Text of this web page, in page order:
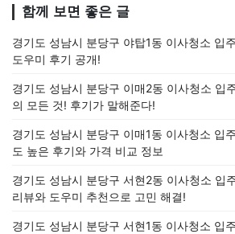
함께 보면 좋은 글
경기도 성남시 분당구 야탑1동 이사청소 입
도우미 후기 공개!
경기도 성남시 분당구 이매2동 이사청소 입
의 모든 것! 후기가 말해준다!
경기도 성남시 분당구 이매1동 이사청소 입
도 높은 후기와 가격 비교 정보
경기도 성남시 분당구 서현2동 이사청소 입
리뷰와 도우미 추천으로 고민 해결!
경기도 성남시 분당구 서현1동 이사청소 입